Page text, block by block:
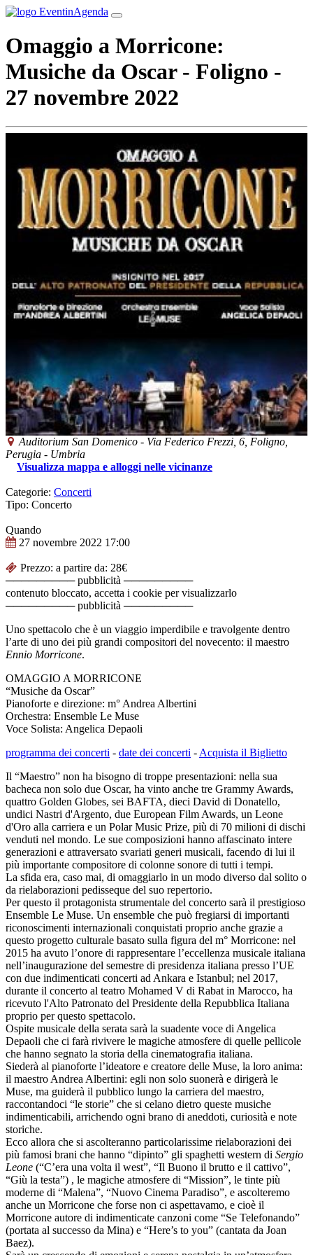
Omaggio a Morricone:
Musiche da Oscar - Foligno -
27 novembre 2022
Auditorium San Domenico - Via Federico Frezzi, 6, Foligno
Perugia - Umbria
Visualizza mappa e alloggi nelle vicinanze
Categorie: Concerti
Tipo: Concerto
Quando
27 novembre 2022 17:00
Prezzo: a partire da: 28€
───────── pubblicità ─────────
contenuto bloccato, accetta i cookie per visualizzarlo
───────── pubblicità ─────────
Uno spettacolo che è un viaggio imperdibile e travolgente dentro
l’arte di uno dei più grandi compositori del novecento: il maestro
Ennio Morricone.
OMAGGIO A MORRICONE
“Musiche da Oscar”
Pianoforte e direzione: m° Andrea Albertini
Orchestra: Ensemble Le Muse
Voce Solista: Angelica Depaoli
programma dei concerti - date dei concerti - Acquista il Biglietto
Il “Maestro” non ha bisogno di troppe presentazioni: nella sua
bacheca non solo due Oscar, ha vinto anche tre Grammy Awards,
quattro Golden Globes, sei BAFTA, dieci David di Donatello,
undici Nastri d'Argento, due European Film Awards, un Leone
d'Oro alla carriera e un Polar Music Prize, più di 70 milioni di dischi
venduti nel mondo. Le sue composizioni hanno affascinato intere
generazioni e attraversato svariati generi musicali, facendo di lui il
più importante compositore di colonne sonore di tutti i tempi.
La sfida era, caso mai, di omaggiarlo in un modo diverso dal solito o
da rielaborazioni pedisseque del suo repertorio.
Per questo il protagonista strumentale del concerto sarà il prestigioso
Ensemble Le Muse. Un ensemble che può fregiarsi di importanti
riconoscimenti internazionali conquistati proprio anche grazie a
questo progetto culturale basato sulla figura del m° Morricone: nel
2015 ha avuto l’onore di rappresentare l’eccellenza musicale italiana
nell’inaugurazione del semestre di presidenza italiana presso l’UE
con due indimenticati concerti ad Ankara e Istanbul; nel 2017,
durante il concerto al teatro Mohamed V di Rabat in Marocco, ha
ricevuto l'Alto Patronato del Presidente della Repubblica Italiana
proprio per questo spettacolo.
Ospite musicale della serata sarà la suadente voce di Angelica
Depaoli che ci farà rivivere le magiche atmosfere di quelle pellicole
che hanno segnato la storia della cinematografia italiana.
Siederà al pianoforte l’ideatore e creatore delle Muse, la loro anima:
il maestro Andrea Albertini: egli non solo suonerà e dirigerà le
Muse, ma guiderà il pubblico lungo la carriera del maestro,
raccontandoci “le storie” che si celano dietro queste musiche
indimenticabili, arrichendo ogni brano di aneddoti, curiosità e note
storiche.
Ecco allora che si ascolteranno particolarissime rielaborazioni dei
più famosi brani che hanno “dipinto” gli spaghetti western di Sergio
Leone (“C’era una volta il west”, “Il Buono il brutto e il cattivo”,
“Giù la testa”) , le magiche atmosfere di “Mission”, le tinte più
moderne di “Malena”, “Nuovo Cinema Paradiso”, e ascolteremo
anche un Morricone che forse non ci aspettavamo, e cioè il
Morricone autore di indimenticate canzoni come “Se Telefonando”
(portata al successo da Mina) e “Here’s to you” (cantata da Joan
Baez).